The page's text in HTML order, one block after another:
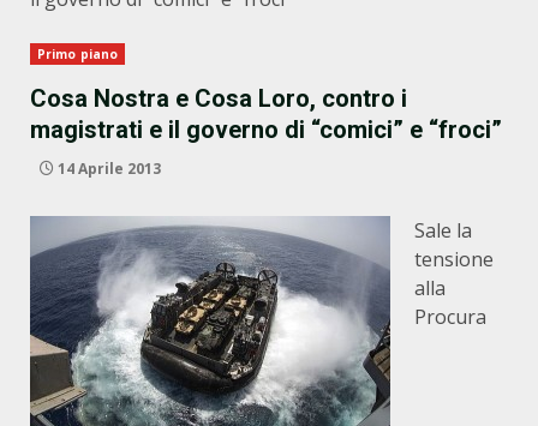
Primo piano
Cosa Nostra e Cosa Loro, contro i
magistrati e il governo di “comici” e “froci”
14 Aprile 2013
Sale la
tensione
alla
Procura